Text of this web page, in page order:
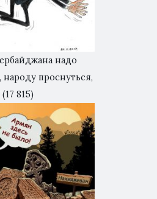
надо
проснуться,
(17 815)